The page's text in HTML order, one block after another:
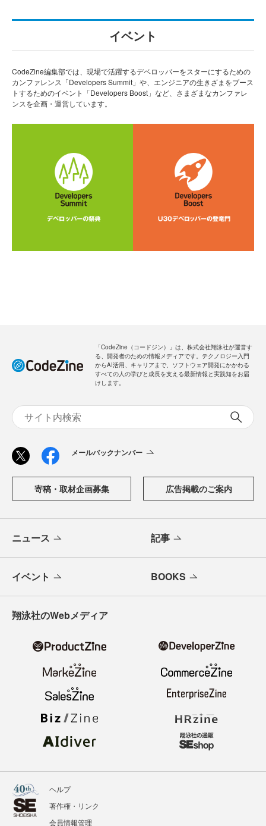
イベント
CodeZine編集部では、現場で活躍するデベロッパーをスターにするための
カンファレンス「Developers Summit」や、エンジニアの生きざまをブース
トするためのイベント「Developers Boost」など、さまざまなカンファレ
ンスを企画・運営しています。
「CodeZine（コードジン）」は、株式会社翔泳社が運営す
る、開発者のための情報メディアです。テクノロジー入門
からAI活用、キャリアまで、ソフトウェア開発にかかわる
すべての人の学びと成長を支える最新情報と実践知をお届
けします。
メールバックナンバー
寄稿・取材企画募集 広告掲載のご案内
ニュース 記事
イベント BOOKS
翔泳社のWebメディア
ヘルプ
著作権・リンク
会員情報管理